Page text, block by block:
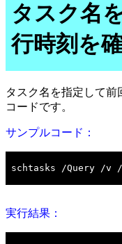
タスク名
行時刻を
タスク名を指定して
コードです。
サンプルコード：
実行結果：